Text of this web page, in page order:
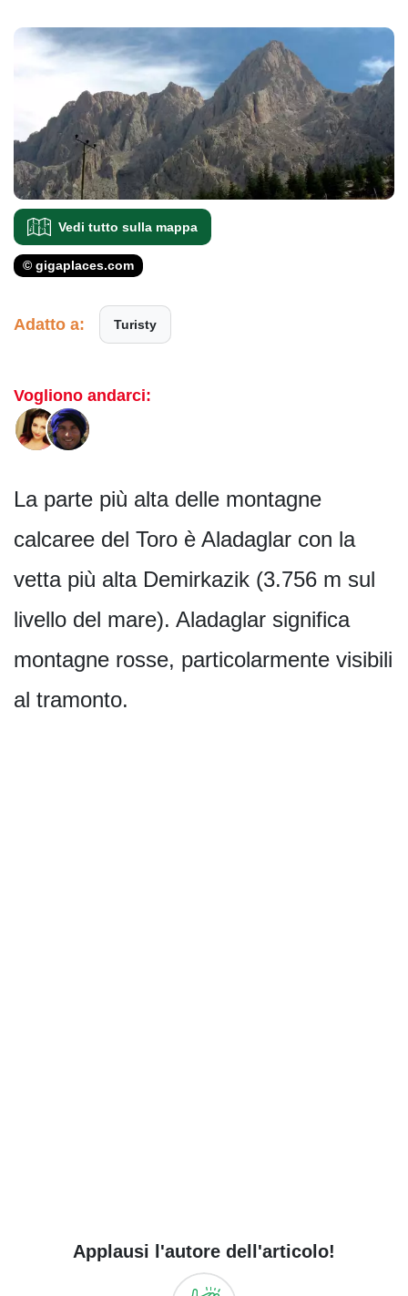
Vedi tutto sulla mappa
© gigaplaces.com
Adatto a: Turisty
Vogliono andarci:
La parte più alta delle montagne
calcaree del Toro è Aladaglar con la
vetta più alta Demirkazik (3.756 m sul
livello del mare). Aladaglar significa
montagne rosse, particolarmente visibili
al tramonto.
Applausi l'autore dell'articolo!